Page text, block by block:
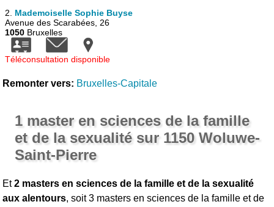
2. Mademoiselle Sophie Buyse
Avenue des Scarabées, 26
1050 Bruxelles
Téléconsultation disponible
Remonter vers: Bruxelles-Capitale
1 master en sciences de la famille
et de la sexualité sur 1150 Woluwe-
Saint-Pierre
Et2 masters en sciences de la famille et de la sexualité
aux alentours, soit 3 masters en sciences de la famille et de